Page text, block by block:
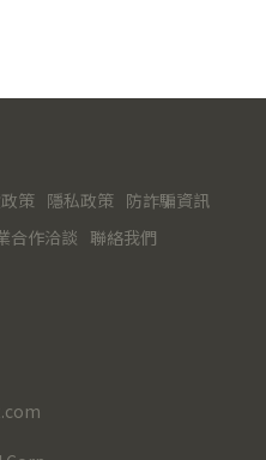
策 隱私政策 防詐騙資訊
合作洽談 聯絡我們